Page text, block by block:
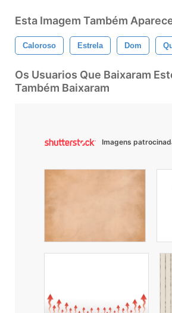
Esta Imagem Também
Caloroso Estrela Dom
Os Usuarios Que Baixaram
Também Baixaram
Imagens